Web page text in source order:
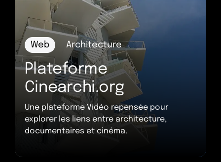
Web Architecture
Plateforme
Cinearchi.org
Une plateforme Vidéo repensée pour
explorer les liens entre architecture,
documentaires et cinéma.
+33 (0)9 84 27 61 16
info@oeil-neuf.com